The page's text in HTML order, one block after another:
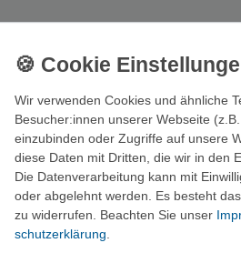
Artikel enthalten, die meistens für
HOLIDAY 2
240 cm
Wir verwenden Cookies und ähnliche
Besucher:innen unserer Webseite
einzubinden oder Zugriffe auf unsere
diese Daten mit Dritten, die wir in den
Die Datenverarbeitung kann mit
oder abgelehnt werden. Es besteht
zu widerrufen. Beachten Sie unser
schutz­erklärung